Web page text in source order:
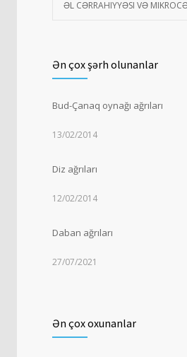
ƏL CƏRRAHIYYƏSI VƏ
Ən çox şərh olunanlar
Bud-Çanaq oynağı ağrıları
13/02/2014
Diz ağrıları
12/02/2014
Daban ağrıları
27/07/2021
15/03/2014
Ən çox oxunanlar